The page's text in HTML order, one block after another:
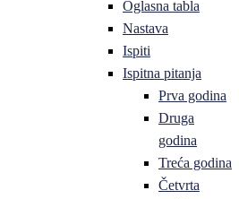
Oglasna tabla
Nastava
Ispiti
Ispitna pitanja
Prva godina
Druga
godina
Treća godina
Četvrta